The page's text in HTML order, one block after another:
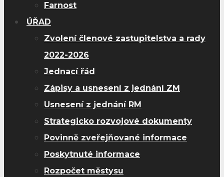
Farnost
ÚŘAD
Zvolení členové zastupitelstva a rady
2022-2026
Jednací řád
Zápisy a usnesení z jednání ZM
Usnesení z jednání RM
Strategicko rozvojové dokumenty
Povinně zveřejňované informace
Poskytnuté informace
Rozpočet městysu